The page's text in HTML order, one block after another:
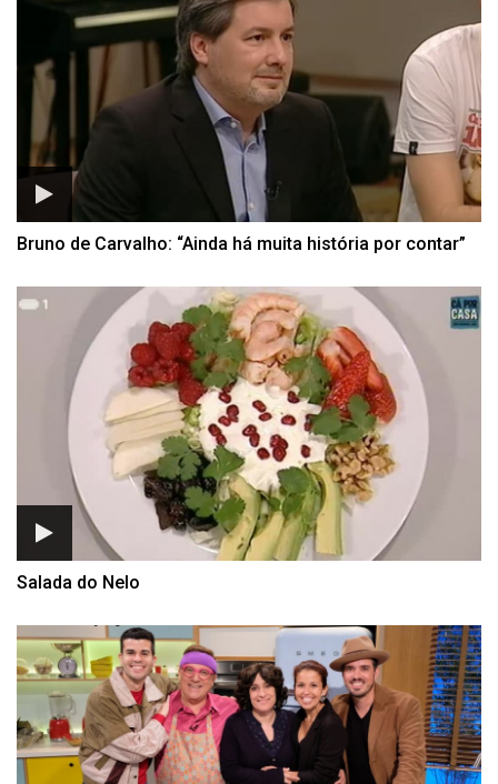
Bruno de Carvalho: “Ainda há muita história por contar”
Salada do Nelo